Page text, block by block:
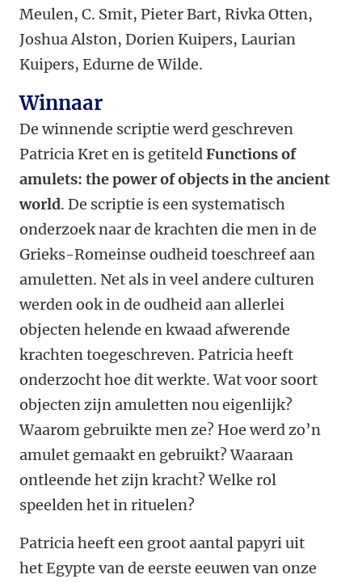
Meulen, C. Smit, Pieter Bart, Rivka Otten,
Joshua Alston, Dorien Kuipers, Laurian
Kuipers, Edurne de Wilde.
Winnaar
De winnende scriptie werd geschreven
Patricia Kret en is getiteldFunctions of
amulets: the power of objects in the ancient
world. De scriptie is een systematisch
onderzoek naar de krachten die men in de
Grieks-Romeinse oudheid toeschreef aan
amuletten. Net als in veel andere culturen
werden ook in de oudheid aan allerlei
objecten helende en kwaad afwerende
krachten toegeschreven. Patricia heeft
onderzocht hoe dit werkte. Wat voor soort
objecten zijn amuletten nou eigenlijk?
Waarom gebruikte men ze? Hoe werd zo’n
amulet gemaakt en gebruikt? Waaraan
ontleende het zijn kracht? Welke rol
speelden het in rituelen?
Patricia heeft een groot aantal papyri uit
het Egypte van de eerste eeuwen van onze